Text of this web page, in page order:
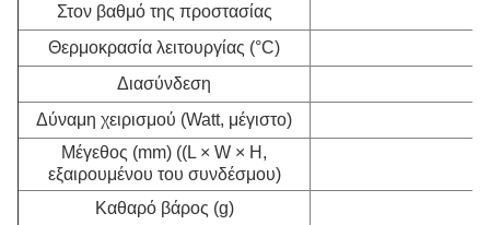
Στον βαθμό της προστασίας
Θερμοκρασία λειτουργίας (°C)
Διασύνδεση
Δύναμη χειρισμού (Watt, μέγιστο)
Μέγεθος (mm) ((L × W × H,
εξαιρουμένου του συνδέσμου)
Καθαρό βάρος (g)